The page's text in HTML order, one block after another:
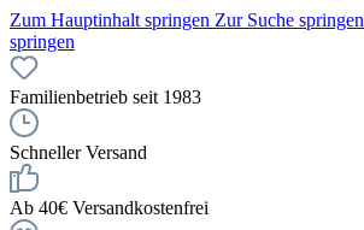
Zum Hauptinhalt springen Zur Suche springen
springen
Familienbetrieb seit 1983
Schneller Versand
Ab 40€ Versandkostenfrei